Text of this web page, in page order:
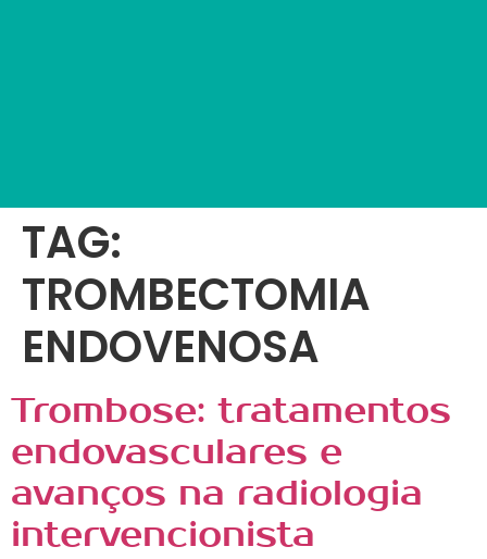
TAG:
TROMBECTOMIA
ENDOVENOSA
Trombose: tratamentos
endovasculares e
avanços na radiologia
intervencionista